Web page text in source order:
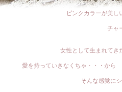
ピンクカラーが美
チャ
女性として生まれてき
愛を持っていきなくちゃ・・・か
そんな感覚に